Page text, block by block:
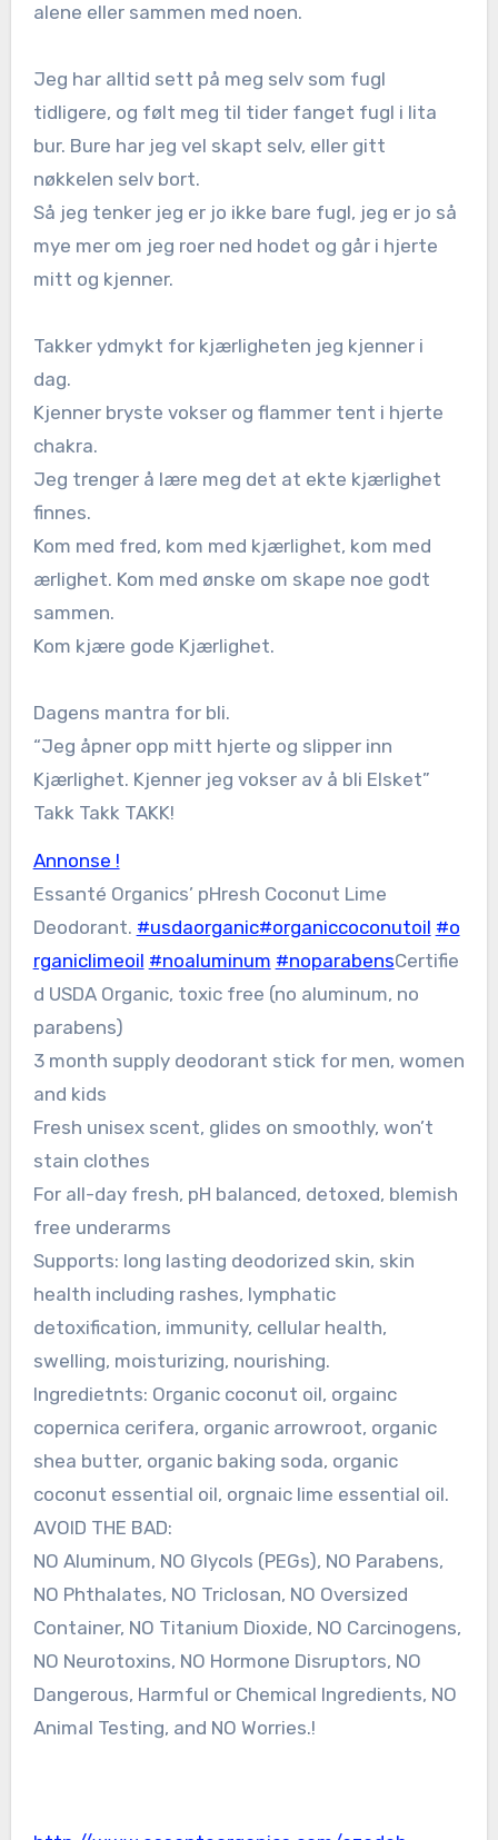
alene eller sammen med noen.
Jeg har alltid sett på meg selv som fugl
tidligere, og følt meg til tider fanget fugl i lita
bur. Bure har jeg vel skapt selv, eller gitt
nøkkelen selv bort.
Så jeg tenker jeg er jo ikke bare fugl, jeg er jo så
mye mer om jeg roer ned hodet og går i hjerte
mitt og kjenner.
Takker ydmykt for kjærligheten jeg kjenner i
dag.
Kjenner bryste vokser og flammer tent i hjerte
chakra.
Jeg trenger å lære meg det at ekte kjærlighet
finnes.
Kom med fred, kom med kjærlighet, kom med
ærlighet. Kom med ønske om skape noe godt
sammen.
Kom kjære gode Kjærlighet.
Dagens mantra for bli.
“Jeg åpner opp mitt hjerte og slipper inn
Kjærlighet. Kjenner jeg vokser av å bli Elsket”
Takk Takk TAKK!
Annonse !
Essanté Organics’ pHresh Coconut Lime
Deodorant. #usdaorganic#organiccoconutoil #o
rganiclimeoil #noaluminum #noparabensCertifie
d USDA Organic, toxic free (no aluminum, no
parabens)
3 month supply deodorant stick for men, women
and kids
Fresh unisex scent, glides on smoothly, won’t
stain clothes
For all-day fresh, pH balanced, detoxed, blemish
free underarms
Supports: long lasting deodorized skin, skin
health including rashes, lymphatic
detoxification, immunity, cellular health,
swelling, moisturizing, nourishing.
Ingredietnts: Organic coconut oil, orgainc
copernica cerifera, organic arrowroot, organic
shea butter, organic baking soda, organic
coconut essential oil, orgnaic lime essential oil.
AVOID THE BAD:
NO Aluminum, NO Glycols (PEGs), NO Parabens,
NO Phthalates, NO Triclosan, NO Oversized
Container, NO Titanium Dioxide, NO Carcinogens,
NO Neurotoxins, NO Hormone Disruptors, NO
Dangerous, Harmful or Chemical Ingredients, NO
Animal Testing, and NO Worries.!